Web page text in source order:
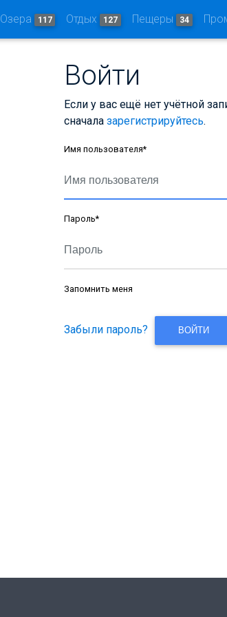
Озера 117 Отдых 127 Пещеры 34
Войти
Если у вас ещё нет учётной
сначала зарегистрируйтесь.
Имя пользователя*
Пароль*
Запомнить меня
Забыли пароль? ВОЙТИ